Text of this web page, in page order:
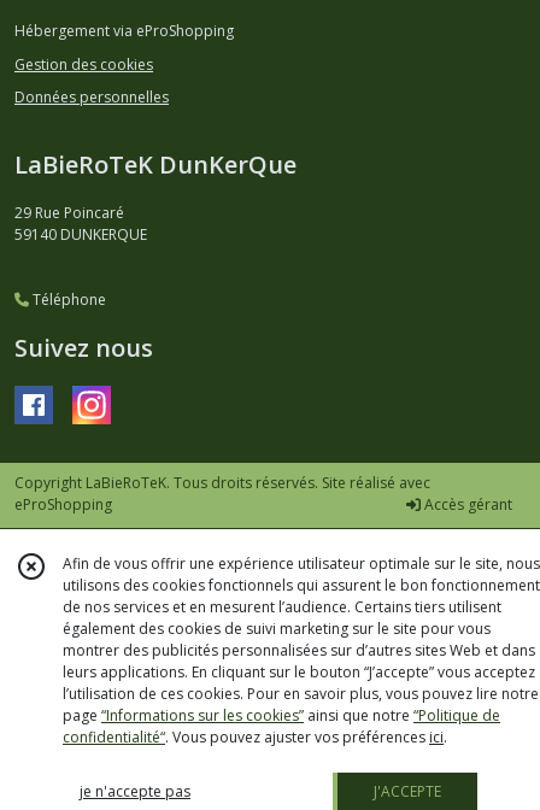
Hébergement via eProShopping
Gestion des cookies
Données personnelles
LaBieRoTeK DunKerQue
29 Rue Poincaré
59140 DUNKERQUE
Téléphone
Suivez nous
Copyright LaBieRoTeK. Tous droits réservés. Site réalisé avec
eProShopping
Accès gérant
Afin de vous offrir une expérience utilisateur optimale sur le site, nous
utilisons des cookies fonctionnels qui assurent le bon fonctionnement
de nos services et en mesurent l’audience. Certains tiers utilisent
également des cookies de suivi marketing sur le site pour vous
montrer des publicités personnalisées sur d’autres sites Web et dans
leurs applications. En cliquant sur le bouton “J’accepte” vous acceptez
l’utilisation de ces cookies. Pour en savoir plus, vous pouvez lire notre
page “Informations sur les cookies” ainsi que notre “Politique de
confidentialité“. Vous pouvez ajuster vos préférences ici.
je n'accepte pas J'ACCEPTE